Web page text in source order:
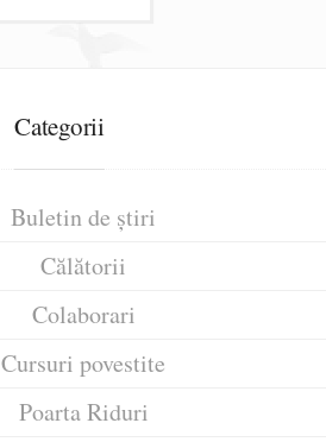
Categorii
Buletin de știri
Călătorii
Colaborari
Cursuri povestite
Poarta Riduri